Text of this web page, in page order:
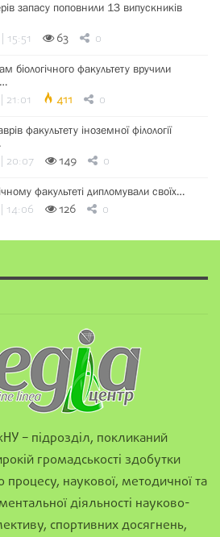
запасу поповнили 13 випускників
15:51 63 0
біологічного факультету вручили
21:01 411 0
факультету іноземної філології
20:07 149 0
факультеті дипломували своїх…
14:06 126 0
– підрозділ, покликаний
громадськості здобутки
наукової, методичної та
діяльності науково-
спортивних досягнень,